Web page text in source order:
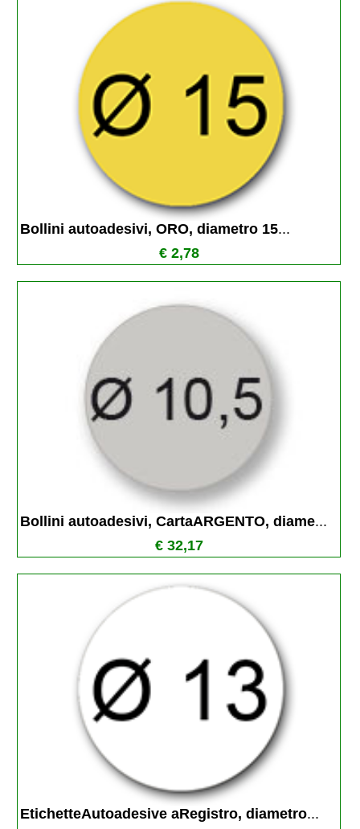
Bollini autoadesivi, ORO, diametro 15...
€ 2,78
Bollini autoadesivi, CartaARGENTO, diame...
€ 32,17
EtichetteAutoadesive aRegistro, diametro...